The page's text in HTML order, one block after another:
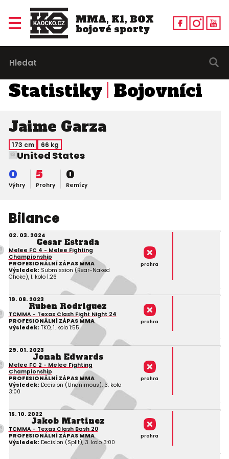
MMA, K1, BOX
bojové sporty
Statistiky Bojovníci
Jaime Garza
173 cm 66 kg
United States
Výhry
0
Prohry
5
Remízy
0
Bilance
02. 03. 2024
Cesar Estrada
Melee FC 4 - Melee Fighting
Championship
PROFESIONÁLNÍ ZÁPAS MMA
Výsledek: Submission (Rear-Naked
Choke), 1. kolo 1:26
prohra
19. 08. 2023
Ruben Rodriguez
TCMMA - Texas Clash Fight Night 24
PROFESIONÁLNÍ ZÁPAS MMA
Výsledek: TKO, 1. kolo 1:55
prohra
29. 01. 2023
Jonah Edwards
Melee FC 2 - Melee Fighting
Championship
PROFESIONÁLNÍ ZÁPAS MMA
Výsledek: Decision (Unanimous), 3. kolo
3:00
prohra
15. 10. 2022
Jakob Martinez
TCMMA - Texas Clash Bash 20
PROFESIONÁLNÍ ZÁPAS MMA
Výsledek: Decision (Split), 3. kolo 3:00
prohra